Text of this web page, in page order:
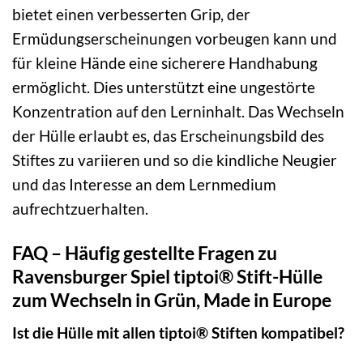
bietet einen verbesserten Grip, der
Ermüdungserscheinungen vorbeugen kann und
für kleine Hände eine sicherere Handhabung
ermöglicht. Dies unterstützt eine ungestörte
Konzentration auf den Lerninhalt. Das Wechseln
der Hülle erlaubt es, das Erscheinungsbild des
Stiftes zu variieren und so die kindliche Neugier
und das Interesse an dem Lernmedium
aufrechtzuerhalten.
FAQ – Häufig gestellte Fragen zu
Ravensburger Spiel tiptoi® Stift-Hülle
zum Wechseln in Grün, Made in Europe
Ist die Hülle mit allen tiptoi® Stiften kompatibel?